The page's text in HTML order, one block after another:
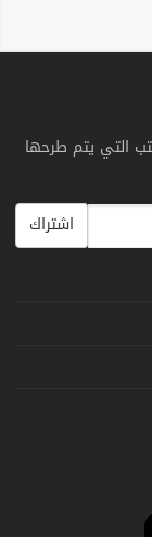
التي يتم طرحها
اشتراك